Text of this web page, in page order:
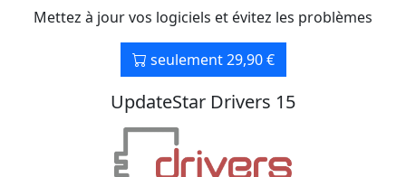
Mettez à jour vos logiciels et évitez les problèmes
seulement 29,90 €
UpdateStar Drivers 15